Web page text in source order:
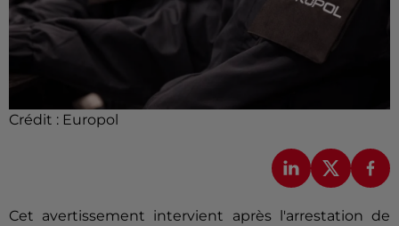
Crédit : Europol
Cet avertissement intervient après l'arrestation de